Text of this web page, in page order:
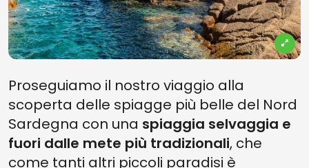
Proseguiamo il nostro viaggio alla
scoperta delle spiagge più belle del Nord
Sardegna con una spiaggia selvaggia e
fuori dalle mete più tradizionali, che
come tanti altri piccoli paradisi è